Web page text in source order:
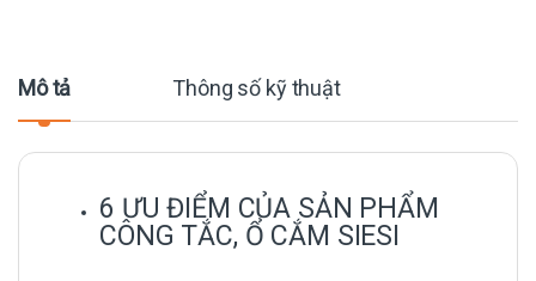
Mô tả Thông số kỹ thuật
6 ƯU ĐIỂM CỦA SẢN PHẨM
CÔNG TẮC, Ổ CẮM SIESI